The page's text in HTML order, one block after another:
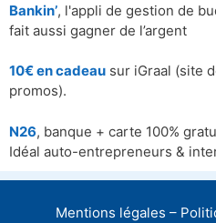
Bankin’, l'appli de gestion de
fait aussi gagner de l’argent
10€ en cadeau sur iGraal (site
promos).
N26, banque + carte 100%
Idéal auto-entrepreneurs &
Mentions légales –